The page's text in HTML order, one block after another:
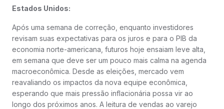
Estados Unidos:
Após uma semana de correção, enquanto investidores
revisam suas expectativas para os juros e para o PIB da
economia norte-americana, futuros hoje ensaiam leve alta,
em semana que deve ser um pouco mais calma na agenda
macroeconômica. Desde as eleições, mercado vem
reavaliando os impactos da nova equipe econômica,
esperando que mais pressão inflacionária possa vir ao
longo dos próximos anos. A leitura de vendas ao varejo